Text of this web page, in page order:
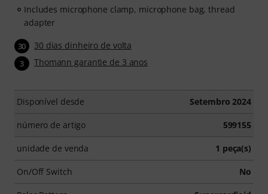
Includes microphone clamp, microphone bag, thread
adapter
30 30 dias dinheiro de volta
3 Thomann garantie de 3 anos
Disponível desde Setembro 2024
número de artigo 599155
unidade de venda 1 peça(s)
On/Off Switch No